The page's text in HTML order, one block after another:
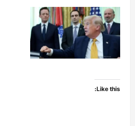
Like this: